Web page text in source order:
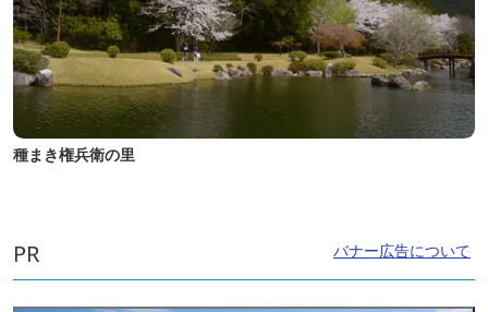
種まき権兵衛の里
PR バナー広告について